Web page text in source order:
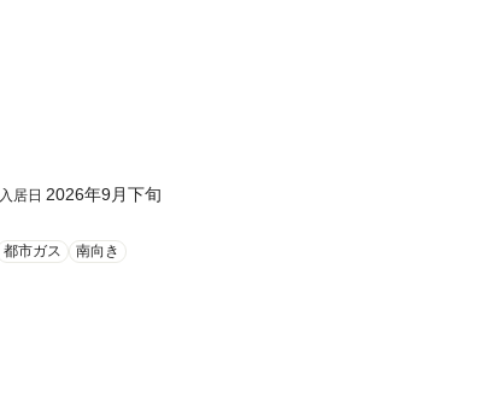
入居日 2026年9月下旬
都市ガス 南向き